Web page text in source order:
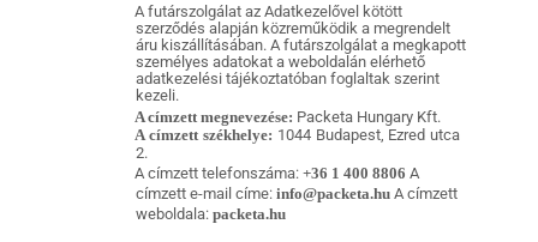
A futárszolgálat az Adatkezelővel kötött
szerződés alapján közreműködik a megrendelt
áru kiszállításában. A futárszolgálat a megkapott
személyes adatokat a weboldalán elérhető
adatkezelési tájékoztatóban foglaltak szerint
kezeli.
A címzett megnevezése: Packeta Hungary Kft.
A címzett székhelye: 1044 Budapest, Ezred utca
2.
A címzett telefonszáma:+36 1 400 8806 A
címzett e-mail címe:info@packeta.hu A címzett
weboldala: packeta.hu